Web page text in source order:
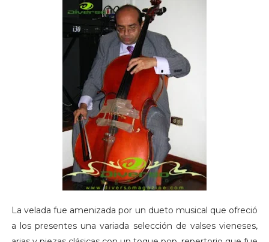
La velada fue amenizada por un dueto musical que ofreció
a los presentes una variada selección de valses vieneses,